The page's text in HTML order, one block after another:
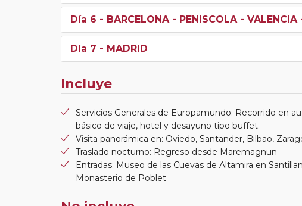
Día 6 - BARCELONA - PENISCOLA - VALENCIA
Día 7 - MADRID
Incluye
Servicios Generales de Europamundo: Recorrido en
básico de viaje, hotel y desayuno tipo buffet.
Visita panorámica en: Oviedo, Santander, Bilbao,
Traslado nocturno: Regreso desde Maremagnun
Entradas: Museo de las Cuevas de Altamira en
Monasterio de Poblet